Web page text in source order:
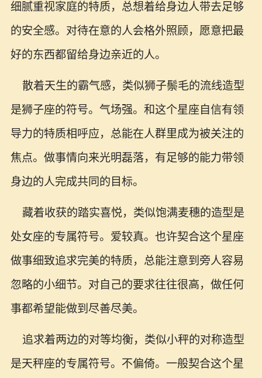
细腻重视家庭的特质，总想着给身边人带去足够
的安全感。对待在意的人会格外照顾，愿意把最
好的东西都留给身边亲近的人。
散着天生的霸气感，类似狮子鬃毛的流线造型
是狮子座的符号。气场强。和这个星座自信有领
导力的特质相呼应，总能在人群里成为被关注的
焦点。做事情向来光明磊落，有足够的能力带领
身边的人完成共同的目标。
藏着收获的踏实喜悦，类似饱满麦穗的造型是
处女座的专属符号。爱较真。也许契合这个星座
做事细致追求完美的特质，总能注意到旁人容易
忽略的小细节。对自己的要求往往很高，做任何
事都希望能做到尽善尽美。
追求着两边的对等均衡，类似小秤的对称造型
是天秤座的专属符号。不偏倚。一般契合这个星